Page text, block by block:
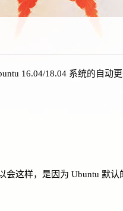
16.04/18.04 系统的自动
会这样，是因为 Ubuntu 默认